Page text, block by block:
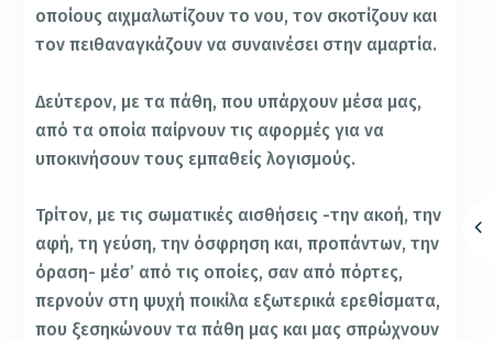
οποίους αιχμαλωτίζουν το νου, τον σκοτίζουν και
τον πειθαναγκάζουν να συναινέσει στην αμαρτία.
Δεύτερον, με τα πάθη, που υπάρχουν μέσα μας,
από τα οποία παίρνουν τις αφορμές για να
υποκινήσουν τους εμπαθείς λογισμούς.
Τρίτον, με τις σωματικές αισθήσεις -την ακοή, την
αφή, τη γεύση, την όσφρηση και, προπάντων, την
όραση- μέσ’ από τις οποίες, σαν από πόρτες,
περνούν στη ψυχή ποικίλα εξωτερικά ερεθίσματα,
που ξεσηκώνουν τα πάθη μας και μας σπρώχνουν